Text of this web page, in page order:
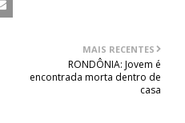
MAIS RECENTES
RONDÔNIA: Jovem é
encontrada morta dentro de
casa